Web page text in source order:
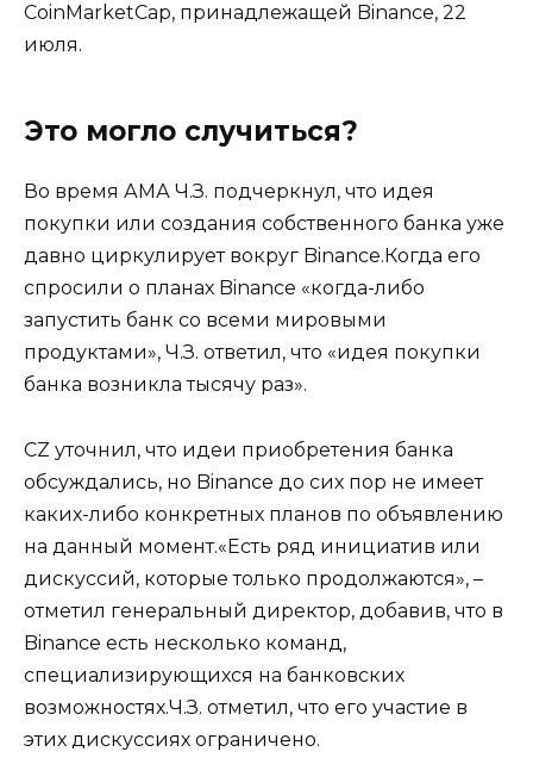
CoinMarketCap, принадлежащей Binance, 22
июля.
Это могло случиться?
Во время АМА Ч.З. подчеркнул, что идея
покупки или создания собственного банка уже
давно циркулирует вокруг Binance.Когда его
спросили о планах Binance «когда-либо
запустить банк со всеми мировыми
продуктами», Ч.З. ответил, что «идея покупки
банка возникла тысячу раз».
CZ уточнил, что идеи приобретения банка
обсуждались, но Binance до сих пор не имеет
каких-либо конкретных планов по объявлению
на данный момент.«Есть ряд инициатив или
дискуссий, которые только продолжаются», –
отметил генеральный директор, добавив, что в
Binance есть несколько команд,
специализирующихся на банковских
возможностях.Ч.З. отметил, что его участие в
этих дискуссиях ограничено.